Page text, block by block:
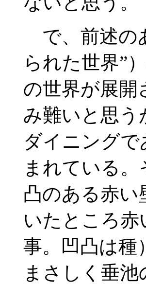
で、前述の
られた世界”
の世界が展開
み難いと思う
ダイニング
まれている
凸のある赤い
いたところ赤
事。凹凸は種
まさしく垂